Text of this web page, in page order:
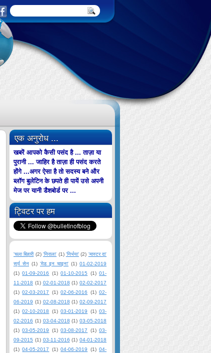
एक अनुरोध ...
खबरें आपको कैसी पसंद है ... ताज़ा या
पुरानी ... जाहिर है ताज़ा ही पसंद करते
होंगे ...अगर ऐसा है तो सदस्य बने और
ब्लॉग बुलेटिन के छपते ही पायें उसे अपनी
मेज पर यानी डैशबोर्ड पर ...
ट्विटर पर हम
'चला बिहारी (2) 'निराला' (1) 'निर्भया' (2) 'मास्टर दा'
सूर्य सेन (1) 'मेड इन चाइना' (1) 01-02-2019
(1) 01-09-2016 (1) 01-10-2015 (1) 01-
11-2018 (1) 02-01-2018 (1) 02-02-2017
(1) 02-03-2017 (1) 02-06-2016 (1) 02-
06-2019 (1) 02-08-2018 (1) 02-09-2017
(1) 02-10-2018 (1) 03-01-2019 (1) 03-
02-2016 (1) 03-04-2018 (1) 03-05-2018
(1) 03-05-2019 (1) 03-08-2017 (1) 03-
09-2015 (1) 03-11-2016 (1) 04-01-2018
(1) 04-05-2017 (1) 04-06-2019 (1) 04-